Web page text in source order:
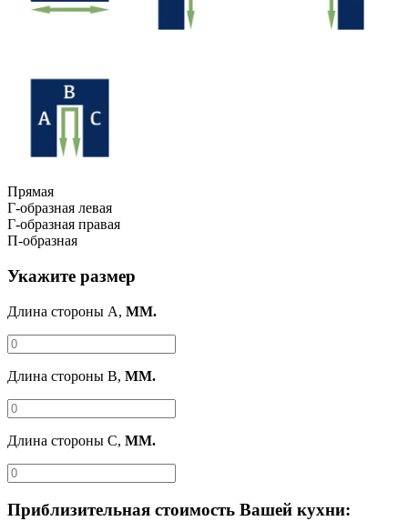
Прямая
Г-образная левая
Г-образная правая
П-образная
Укажите размер
Длина стороны A, ММ.
Длина стороны B, ММ.
Длина стороны C, ММ.
Приблизительная стоимость Вашей кухни: